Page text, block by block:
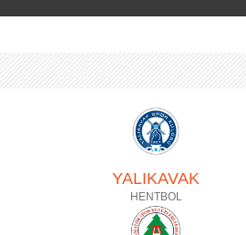
YALIKAVAK
HENTBOL